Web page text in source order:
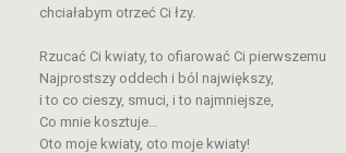
chciałabym otrzeć Ci łzy.
Rzucać Ci kwiaty, to ofiarować Ci pierwszemu
Najprostszy oddech i ból największy,
i to co cieszy, smuci, i to najmniejsze,
Co mnie kosztuje…
Oto moje kwiaty, oto moje kwiaty!